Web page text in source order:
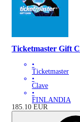
Ticketmaster Gift
•
Ticketmaster
•
Clave
•
FINLANDIA
185.10 EUR